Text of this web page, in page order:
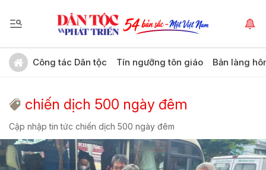
Công tác Dân tộc Tín ngưỡng tôn giáo Bản làng
chiến dịch 500 ngày đêm
Cập nhập tin tức chiến dịch 500 ngày đêm